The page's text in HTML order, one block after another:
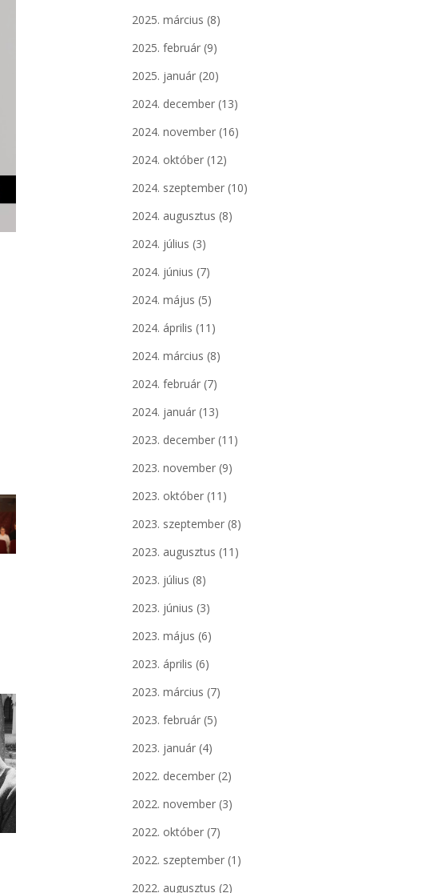
2025. március (8)
2025. február (9)
2025. január (20)
2024. december (13)
2024. november (16)
2024. október (12)
2024. szeptember (10)
2024. augusztus (8)
2024. július (3)
2024. június (7)
2024. május (5)
2024. április (11)
2024. március (8)
2024. február (7)
2024. január (13)
2023. december (11)
2023. november (9)
2023. október (11)
2023. szeptember (8)
2023. augusztus (11)
2023. július (8)
2023. június (3)
2023. május (6)
2023. április (6)
2023. március (7)
2023. február (5)
2023. január (4)
2022. december (2)
2022. november (3)
2022. október (7)
2022. szeptember (1)
2022. augusztus (2)